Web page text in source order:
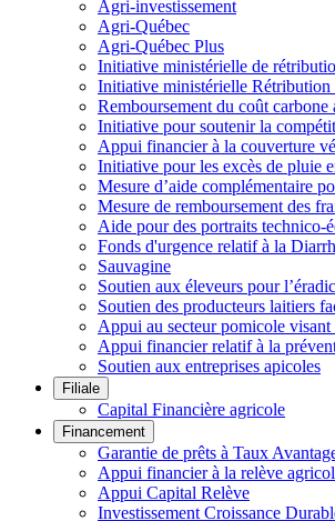
Agri-investissement
Agri-Québec
Agri-Québec Plus
Initiative ministérielle de
Initiative ministérielle Rétribution
Remboursement du coût carbone
Initiative pour soutenir la
Appui financier à la couverture
Initiative pour les excès de pluie
Mesure d’aide complémentaire
Mesure de remboursement des
Aide pour des portraits technico-
Fonds d'urgence relatif à la
Sauvagine
Soutien aux éleveurs pour
Soutien des producteurs laitiers
Appui au secteur pomicole
Appui financier relatif à la
Soutien aux entreprises apicoles
Filiale
Capital Financière agricole
Financement
Garantie de prêts à Taux
Appui financier à la relève
Appui Capital Relève
Investissement Croissance